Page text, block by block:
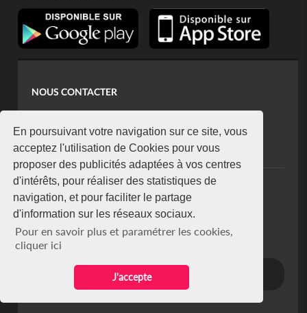
En poursuivant votre navigation sur ce site, vous
acceptez l'utilisation de Cookies pour vous
proposer des publicités adaptées à vos centres
d'intérêts, pour réaliser des statistiques de
navigation, et pour faciliter le partage
d'information sur les réseaux sociaux.
Pour en savoir plus et paramétrer les cookies,
cliquer ici
J'accepte
NOUS CONTACTER
koaci@yahoo.fr
+225 07 08 85 52 93
NEWSLETTER
Restez connecté via notre newsletter
S'abonner
Se désabonner